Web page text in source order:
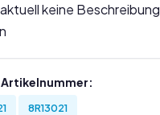
keine Beschreibung
8R13021